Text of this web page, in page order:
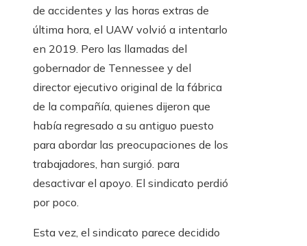
de accidentes y las horas extras de
última hora, el UAW volvió a intentarlo
en 2019. Pero las llamadas del
gobernador de Tennessee y del
director ejecutivo original de la fábrica
de la compañía, quienes dijeron que
había regresado a su antiguo puesto
para abordar las preocupaciones de los
trabajadores, han surgió. para
desactivar el apoyo. El sindicato perdió
por poco.
Esta vez, el sindicato parece decidido